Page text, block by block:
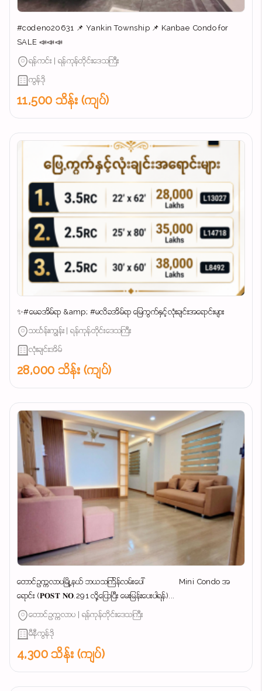
#codeno20631 📌 Yankin Township 📌 Kanbae Condo for
SALE 📣📣📣
ရန်ကင်း | ရန်ကုန်တိုင်းဒေသကြီး
ကွန်ဒို
11,500 သိန်း (ကျပ်)
✨#မေခအိမ်ရာ &amp; #မလိခအိမ်ရာ မြေကွက်နှင့်လုံးချင်းအရောင်းများ
သင်္ဃန်းကျွန်း | ရန်ကုန်တိုင်းဒေသကြီး
လုံးချင်းအိမ်
28,000 သိန်း (ကျပ်)
တောင်ဥက္ကလာပမြို့နယ် ဘယသင်္ကြန်လမ်းပေါ် Mini Condo အ
ရောင်း (𝐏𝐎𝐒𝐓 𝐍𝐎.291 လို့ပြောပြီး မေးမြန်းပေးပါရန်)...
တောင်ဥက္ကလာပ | ရန်ကုန်တိုင်းဒေသကြီး
မီနီကွန်ဒို
4,300 သိန်း (ကျပ်)